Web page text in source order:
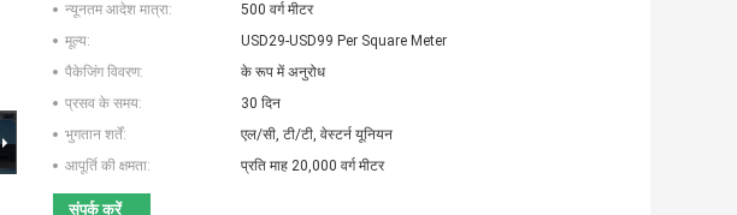
न्यूनतम आदेश मात्रा:
500 वर्ग मीटर
मूल्य:
USD29-USD99 Per Square Meter
पैकेजिंग विवरण:
के रूप में अनुरोध
प्रसव के समय:
30 दिन
भुगतान शर्तें:
एल/सी, टी/टी, वेस्टर्न यूनियन
आपूर्ति की क्षमता:
प्रति माह 20,000 वर्ग मीटर
संपर्क करें